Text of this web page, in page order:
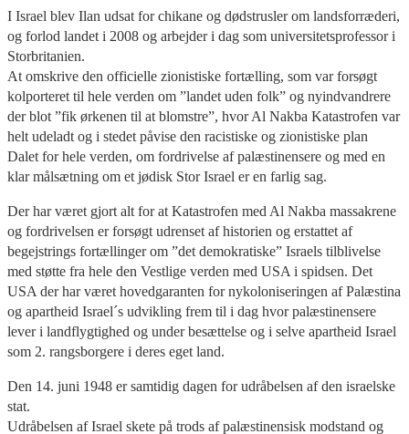
I Israel blev Ilan udsat for chikane og dødstrusler om landsforræderi,
og forlod landet i 2008 og arbejder i dag som universitetsprofessor i
Storbritanien.
At omskrive den officielle zionistiske fortælling, som var forsøgt
kolporteret til hele verden om ”landet uden folk” og nyindvandrere
der blot ”fik ørkenen til at blomstre”, hvor Al Nakba Katastrofen var
helt udeladt og i stedet påvise den racistiske og zionistiske plan
Dalet for hele verden, om fordrivelse af palæstinensere og med en
klar målsætning om et jødisk Stor Israel er en farlig sag.
Der har været gjort alt for at Katastrofen med Al Nakba massakrene
og fordrivelsen er forsøgt udrenset af historien og erstattet af
begejstrings fortællinger om ”det demokratiske” Israels tilblivelse
med støtte fra hele den Vestlige verden med USA i spidsen. Det
USA der har været hovedgaranten for nykoloniseringen af Palæstina
og apartheid Israel´s udvikling frem til i dag hvor palæstinensere
lever i landflygtighed og under besættelse og i selve apartheid Israel
som 2. rangsborgere i deres eget land.
Den 14. juni 1948 er samtidig dagen for udråbelsen af den israelske
stat.
Udråbelsen af Israel skete på trods af palæstinensisk modstand og